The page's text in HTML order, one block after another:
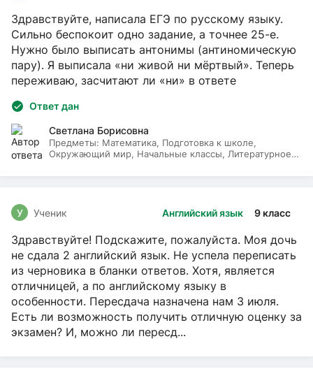
Здравствуйте, написала ЕГЭ по русскому языку.
Сильно беспокоит одно задание, а точнее 25-е.
Нужно было выписать антонимы (антиномическую
пару). Я выписала «ни живой ни мёртвый». Теперь
переживаю, засчитают ли «ни» в ответе
Ответ дан
Светлана Борисовна
Предметы: Математика, Подготовка к школе,
Окружающий мир, Начальные классы, Литературное
Английский язык 9 класс
У Ученик
Здравствуйте! Подскажите, пожалуйста. Моя дочь
не сдала 2 английский язык. Не успела переписать
из черновика в бланки ответов. Хотя, является
отличницей, а по английскому языку в
особенности. Пересдача назначена нам 3 июля.
Есть ли возможность получить отличную оценку за
экзамен? И, можно ли пересд...